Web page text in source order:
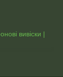
вивіски |